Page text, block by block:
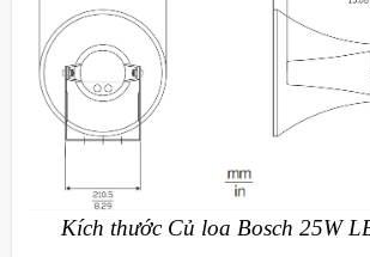
Kích thước Củ loa Bosch 25W